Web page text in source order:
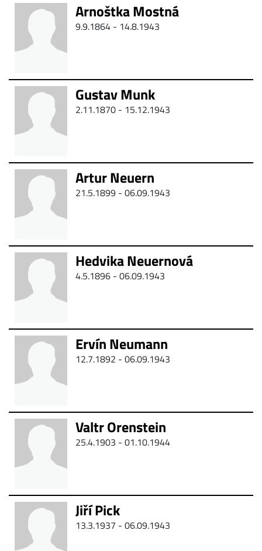
Arnoštka Mostná
9.9.1864 - 14.8.1943
Gustav Munk
2.11.1870 - 15.12.1943
Artur Neuern
21.5.1899 - 06.09.1943
Hedvika Neuernová
4.5.1896 - 06.09.1943
Ervín Neumann
12.7.1892 - 06.09.1943
Valtr Orenstein
25.4.1903 - 01.10.1944
Jiří Pick
13.3.1937 - 06.09.1943